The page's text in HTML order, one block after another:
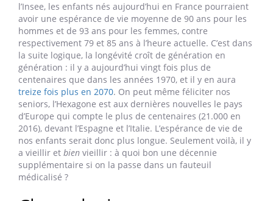
AARONAMAT / ISTOCK
Publié le 09.12.2022 à 11h22| | | |
Notre progéniture devrait souffler plus de bougies que
nous au bout du compte. Selon une récenteprojectionde
l’Insee, les enfants nés aujourd’hui en France pourraient
avoir une espérance de vie moyenne de 90 ans pour les
hommes et de 93 ans pour les femmes, contre